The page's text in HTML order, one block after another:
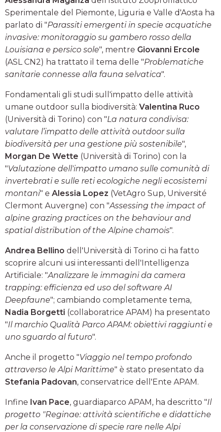
Sperimentale del Piemonte, Liguria e Valle d'Aosta ha
parlato di "Parassiti emergenti in specie acquatiche
invasive: monitoraggio su gambero rosso della
Louisiana e persico sole", mentre Giovanni Ercole
(ASL CN2) ha trattato il tema delle "Problematiche
sanitarie connesse alla fauna selvatica".
Fondamentali gli studi sull'impatto delle attività
umane outdoor sulla biodiversità: Valentina Ruco
(Università di Torino) con "La natura condivisa:
valutare l’impatto delle attività outdoor sulla
biodiversità per una gestione più sostenibile",
Morgan De Wette (Università di Torino) con la
"Valutazione dell'impatto umano sulle comunità di
invertebrati e sulle reti ecologiche negli ecosistemi
montani" e Alessia Lopez (VetAgro Sup, Université
Clermont Auvergne) con "Assessing the impact of
alpine grazing practices on the behaviour and
spatial distribution of the Alpine chamois".
Andrea Bellino dell'Università di Torino ci ha fatto
scoprire alcuni usi interessanti dell'Intelligenza
Artificiale: "Analizzare le immagini da camera
trapping: efficienza ed uso del software AI
Deepfaune"; cambiando completamente tema,
Nadia Borgetti (collaboratrice APAM) ha presentato
"Il marchio Qualità Parco APAM: obiettivi raggiunti e
uno sguardo al futuro".
Anche il progetto "Viaggio nel tempo profondo
attraverso le Alpi Marittime" è stato presentato da
Stefania Padovan, conservatrice dell'Ente APAM.
Infine Ivan Pace, guardiaparco APAM, ha descritto "Il
progetto "Reginae: attività scientifiche e didattiche
per la conservazione di specie rare nelle Alpi